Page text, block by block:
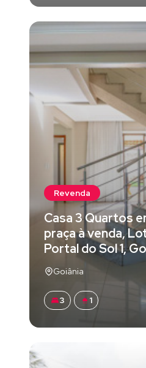
Revenda
Casa 3 Quartos
praça à venda,
Portal do Sol 1,
Goiânia
3 1